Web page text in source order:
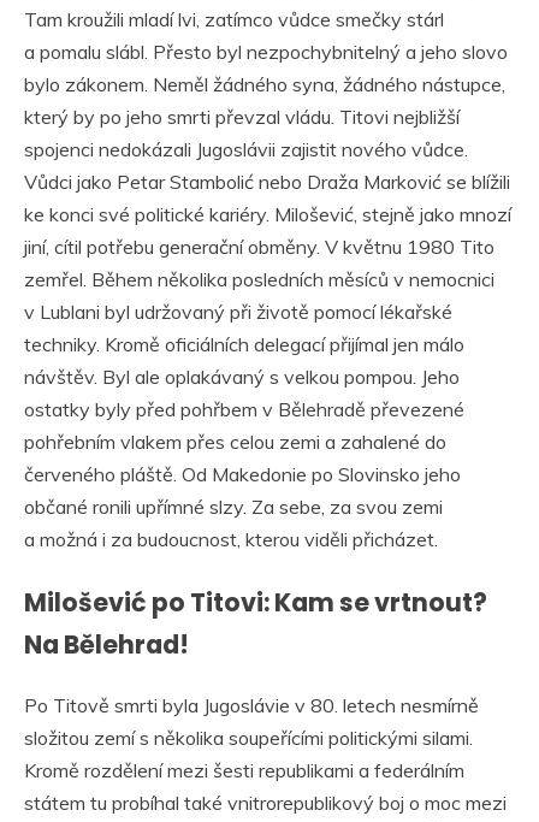
Tam kroužili mladí lvi, zatímco vůdce smečky stárl
a pomalu slábl. Přesto byl nezpochybnitelný a jeho slovo
bylo zákonem. Neměl žádného syna, žádného nástupce,
který by po jeho smrti převzal vládu. Titovi nejbližší
spojenci nedokázali Jugoslávii zajistit nového vůdce.
Vůdci jako Petar Stambolić nebo Draža Marković se blížili
ke konci své politické kariéry. Milošević, stejně jako mnozí
jiní, cítil potřebu generační obměny. V květnu 1980 Tito
zemřel. Během několika posledních měsíců v nemocnici
v Lublani byl udržovaný při životě pomocí lékařské
techniky. Kromě oficiálních delegací přijímal jen málo
návštěv. Byl ale oplakávaný s velkou pompou. Jeho
ostatky byly před pohřbem v Bělehradě převezené
pohřebním vlakem přes celou zemi a zahalené do
červeného pláště. Od Makedonie po Slovinsko jeho
občané ronili upřímné slzy. Za sebe, za svou zemi
a možná i za budoucnost, kterou viděli přicházet.
Milošević po Titovi: Kam se vrtnout?
Na Bělehrad!
Po Titově smrti byla Jugoslávie v 80. letech nesmírně
složitou zemí s několika soupeřícími politickými silami.
Kromě rozdělení mezi šesti republikami a federálním
státem tu probíhal také vnitrorepublikový boj o moc mezi